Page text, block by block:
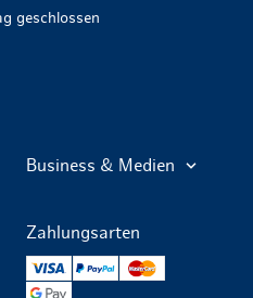
geschlossen
Business & Medien
Zahlungsarten
PayPal